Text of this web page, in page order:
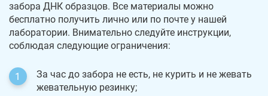
забора ДНК образцов. Все материалы можно
бесплатно получить лично или по почте у нашей
лаборатории. Внимательно следуйте инструкции,
соблюдая следующие ограничения:
За час до забора не есть, не курить и не жевать
жевательную резинку;